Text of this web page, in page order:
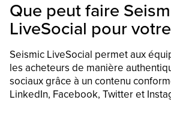
Que peut faire
LiveSocial pour
Seismic LiveSocial permet aux
les acheteurs de manière
sociaux grâce à un contenu
LinkedIn, Facebook, Twitter et